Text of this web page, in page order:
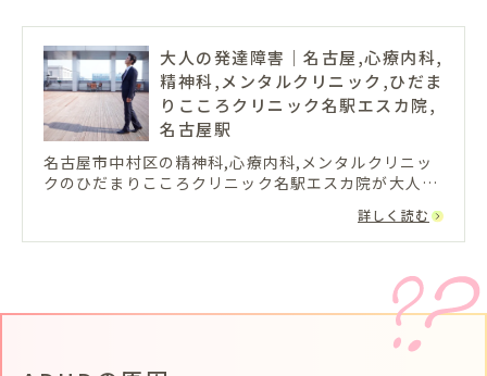
大人の発達障害｜名古屋,心療内科,
精神科,メンタルクリニック,ひだま
りこころクリニック名駅エスカ院,
名古屋駅
名古屋市中村区の精神科,心療内科,メンタルクリニッ
クのひだまりこころクリニック名駅エスカ院が大人の
発達障害について紹介。土日も診療,当日の予約も可
能,初めての方でも通院していただきやすい精神科です
詳しく読む